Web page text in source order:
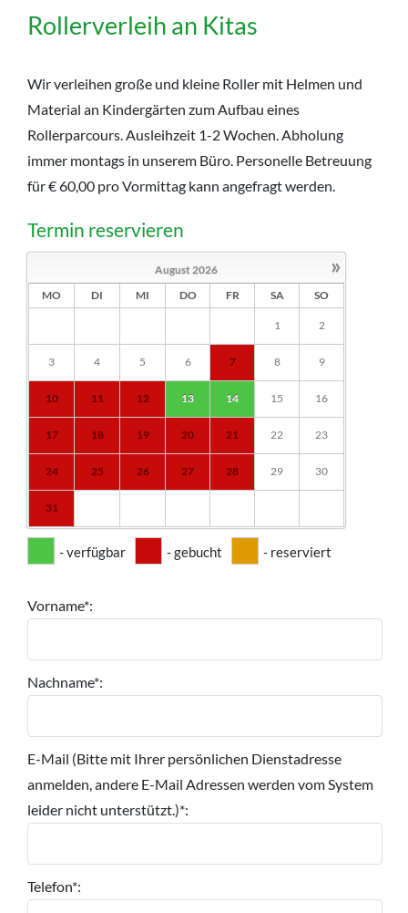
Rollerverleih an Kitas
Wir verleihen große und kleine Roller mit Helmen und
Material an Kindergärten zum Aufbau eines
Rollerparcours. Ausleihzeit 1-2 Wochen. Abholung
immer montags in unserem Büro. Personelle Betreuung
für € 60,00 pro Vormittag kann angefragt werden.
Termin reservieren
»
August2026
MO
DI MI DO FR SA SO
1 2
3 4 5 6 7 8 9
10 11 12 13 14 15 16
17 18 19 20 21 22 23
24 25 26 27 28 29 30
31
- verfügbar - gebucht - reserviert
Vorname*:
Nachname*:
E-Mail (Bitte mit Ihrer persönlichen Dienstadresse
anmelden, andere E-Mail Adressen werden vom System
leider nicht unterstützt.)*:
Telefon*: